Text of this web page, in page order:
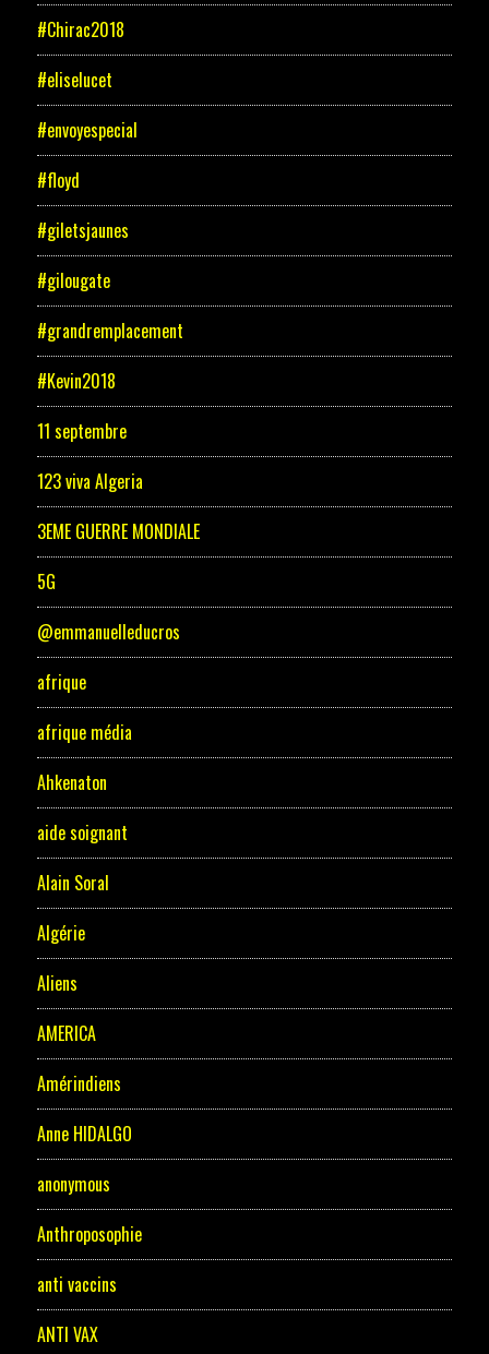
#Chirac2018
#eliselucet
#envoyespecial
#floyd
#giletsjaunes
#gilougate
#grandremplacement
#Kevin2018
11 septembre
123 viva Algeria
3EME GUERRE MONDIALE
5G
@emmanuelleducros
afrique
afrique média
Ahkenaton
aide soignant
Alain Soral
Algérie
Aliens
AMERICA
Amérindiens
Anne HIDALGO
anonymous
Anthroposophie
anti vaccins
ANTI VAX